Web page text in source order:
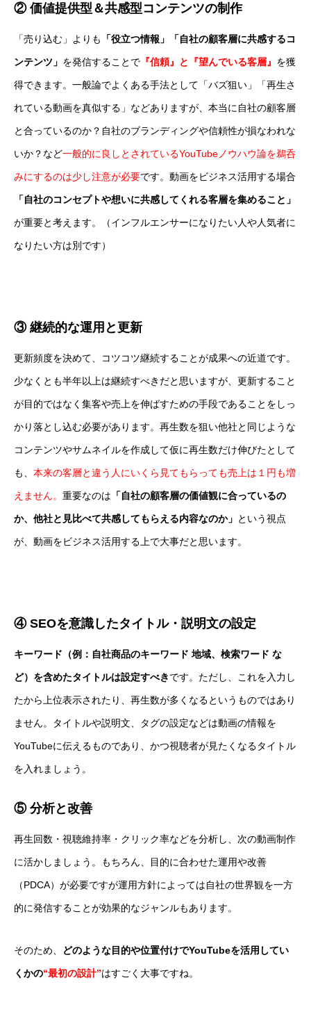
② 価値提供型＆共感型コンテンツの制作
「売り込む」よりも 「役立つ情報」「自社の顧客層に共感するコ
ンテンツ」 を発信することで 『信頼』と『望んでいる客層』 を獲
得できます。一般論でよくある手法として「バズ狙い」「再生さ
れている動画を真似する」などありますが、本当に自社の顧客層
と合っているのか？自社のブランディングや信頼性が損なわれな
いか？など一般的に良しとされているYouTubeノウハウ論を鵜呑
みにするのは少し注意が必要です。動画をビジネス活用する場合
「自社のコンセプトや想いに共感してくれる客層を集めること」
が重要と考えます。 （インフルエンサーになりたい人や人気者に
なりたい方は別です）
③ 継続的な運用と更新
更新頻度を決めて、コツコツ継続することが成果への近道です。
少なくとも半年以上は継続すべきだと思いますが、更新すること
が目的ではなく集客や売上を伸ばすための手段であることをしっ
かり落とし込む必要があります。再生数を狙い他社と同じような
コンテンツやサムネイルを作成して仮に再生数だけ伸びたとして
も、 本来の客層と違う人にいくら見てもらっても売上は１円も増
えません。 重要なのは 「自社の顧客層の価値観に合っているの
か、他社と見比べて共感してもらえる内容なのか」 という視点
が、動画をビジネス活用する上で大事だと思います。
④ SEOを意識したタイトル・説明文の設定
キーワード（例：自社商品のキーワード 地域、検索ワード な
ど）を含めたタイトルは設定すべきです。ただし、これを入力し
たから上位表示されたり、再生数が多くなるというものではあり
ません。タイトルや説明文、タグの設定などは動画の情報を
YouTubeに伝えるものであり、かつ視聴者が見たくなるタイトル
を入れましょう。
⑤ 分析と改善
再生回数・視聴維持率・クリック率などを分析し、次の動画制作
に活かしましょう。もちろん、目的に合わせた運用や改善
（PDCA）が必要ですが運用方針によっては自社の世界観を一方
的に発信することが効果的なジャンルもあります。
そのため、 どのような目的や位置付けでYouTubeを活用してい
くかの“最初の設計”はすごく大事ですね。